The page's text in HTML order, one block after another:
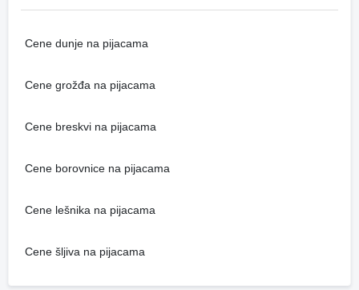
Cene dunje na pijacama
Cene grožđa na pijacama
Cene breskvi na pijacama
Cene borovnice na pijacama
Cene lešnika na pijacama
Cene šljiva na pijacama